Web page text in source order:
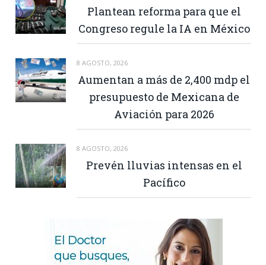
Plantean reforma para que el
Congreso regule la IA en México
8 AGOSTO, 2026
Aumentan a más de 2,400 mdp el
presupuesto de Mexicana de
Aviación para 2026
8 AGOSTO, 2026
Prevén lluvias intensas en el
Pacífico